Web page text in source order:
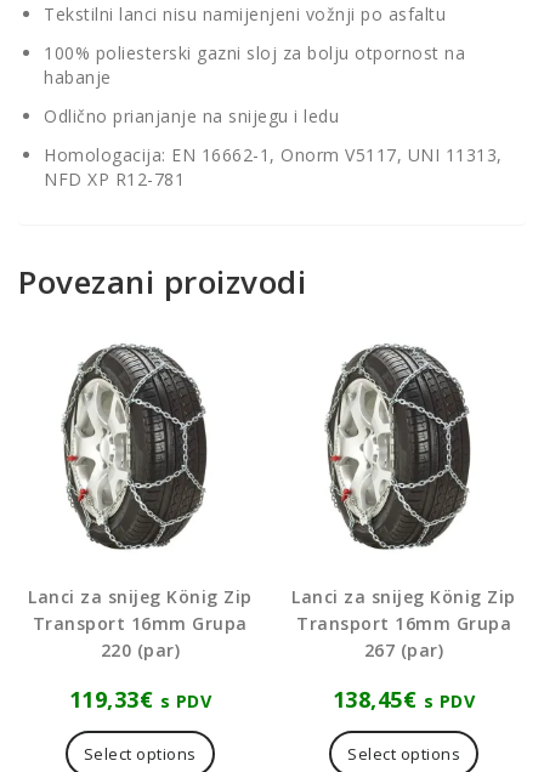
Tekstilni lanci nisu namijenjeni vožnji po asfaltu
100% poliesterski gazni sloj za bolju otpornost na
habanje
Odlično prianjanje na snijegu i ledu
Homologacija: EN 16662-1, Onorm V5117, UNI 11313,
NFD XP R12-781
Povezani proizvodi
Lanci za snijeg König Zip
Transport 16mm Grupa
220 (par)
119,33€ s PDV
Select options
Lanci za snijeg König Zip
Transport 16mm Grupa
267 (par)
138,45€ s PDV
Select options